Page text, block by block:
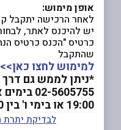
אופן מימוש:
לאחר הרכישה יתקבל
יש להיכנס לאתר,
כרטיס "הכנס כרטיס
שהתקבל
למימוש לחצו כאן>>
*ניתן לממש גם
19:00 או בימי ו' בין 10:00-13:00
לבדיקת יתרת